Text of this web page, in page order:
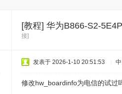
[教程] 华为B866-S2-
接]
发表于 2026-1-10 20:51:53
修改hw_boardinfo为电信的试过